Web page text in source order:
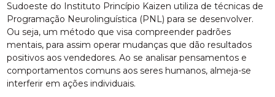
Sudoeste do Instituto Princípio Kaizen utiliza de técnicas de
Programação Neurolinguística (PNL) para se desenvolver.
Ou seja, um método que visa compreender padrões
mentais, para assim operar mudanças que dão resultados
positivos aos vendedores. Ao se analisar pensamentos e
comportamentos comuns aos seres humanos, almeja-se
interferir em ações individuais.